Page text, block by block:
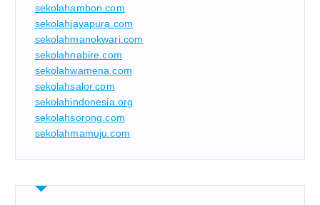
sekolahambon.com
sekolahjayapura.com
sekolahmanokwari.com
sekolahnabire.com
sekolahwamena.com
sekolahsalor.com
sekolahindonesia.org
sekolahsorong.com
sekolahmamuju.com